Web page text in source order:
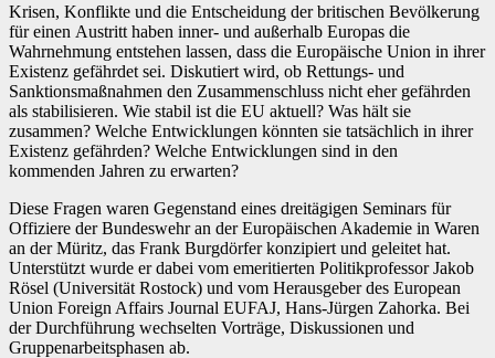
Krisen, Konflikte und die Entscheidung der britischen Bevölkerung
für einen Austritt haben inner- und außerhalb Europas die
Wahrnehmung entstehen lassen, dass die Europäische Union in ihrer
Existenz gefährdet sei. Diskutiert wird, ob Rettungs- und
Sanktionsmaßnahmen den Zusammenschluss nicht eher gefährden
als stabilisieren. Wie stabil ist die EU aktuell? Was hält sie
zusammen? Welche Entwicklungen könnten sie tatsächlich in ihrer
Existenz gefährden? Welche Entwicklungen sind in den
kommenden Jahren zu erwarten?
Diese Fragen waren Gegenstand eines dreitägigen Seminars für
Offiziere der Bundeswehr an der Europäischen Akademie in Waren
an der Müritz, das Frank Burgdörfer konzipiert und geleitet hat.
Unterstützt wurde er dabei vom emeritierten Politikprofessor Jakob
Rösel (Universität Rostock) und vom Herausgeber des European
Union Foreign Affairs Journal EUFAJ, Hans-Jürgen Zahorka. Bei
der Durchführung wechselten Vorträge, Diskussionen und
Gruppenarbeitsphasen ab.